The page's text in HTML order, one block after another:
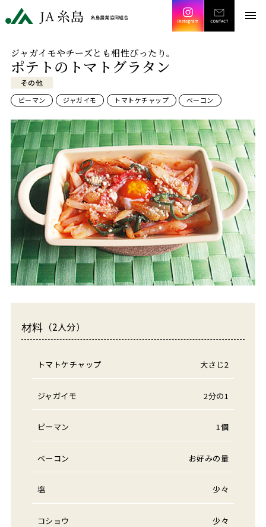
JA糸島 糸島農業協同組合
Instagram
menu
ジャガイモやチーズとも相性ぴったり。
ポテトのトマトグラタン
その他
ピーマン ジャガイモ トマトケチャップ ベーコン
材料 （2人分）
トマトケチャップ 大さじ2
ジャガイモ 2分の1
ピーマン 1個
ベーコン お好みの量
塩 少々
コショウ 少々